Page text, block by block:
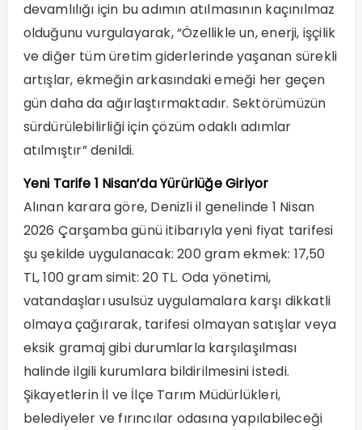
devamlılığı için bu adımın atılmasının kaçınılmaz
olduğunu vurgulayarak, “Özellikle un, enerji, işçilik
ve diğer tüm üretim giderlerinde yaşanan sürekli
artışlar, ekmeğin arkasındaki emeği her geçen
gün daha da ağırlaştırmaktadır. Sektörümüzün
sürdürülebilirliği için çözüm odaklı adımlar
atılmıştır” denildi.
Yeni Tarife 1 Nisan’da Yürürlüğe Giriyor
Alınan karara göre, Denizli il genelinde 1 Nisan
2026 Çarşamba günü itibarıyla yeni fiyat tarifesi
şu şekilde uygulanacak: 200 gram ekmek: 17,50
TL, 100 gram simit: 20 TL. Oda yönetimi,
vatandaşları usulsüz uygulamalara karşı dikkatli
olmaya çağırarak, tarifesi olmayan satışlar veya
eksik gramaj gibi durumlarla karşılaşılması
halinde ilgili kurumlara bildirilmesini istedi.
Şikayetlerin İl ve İlçe Tarım Müdürlükleri,
belediyeler ve fırıncılar odasına yapılabileceği